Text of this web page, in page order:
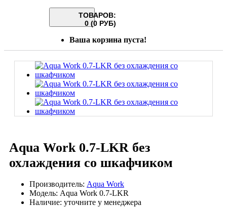
ТОВАРОВ:
0 (0 РУБ)
Ваша корзина пуста!
Aqua Work 0.7-LKR без
охлаждения со шкафчиком
Производитель: Aqua Work
Модель: Aqua Work 0.7-LKR
Наличие: уточните у менеджера